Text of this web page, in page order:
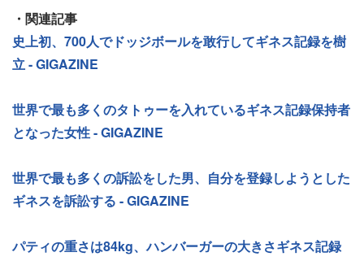
・関連記事
史上初、700人でドッジボールを敢行してギネス記録を樹
立 - GIGAZINE
世界で最も多くのタトゥーを入れているギネス記録保持者
となった女性 - GIGAZINE
世界で最も多くの訴訟をした男、自分を登録しようとした
ギネスを訴訟する - GIGAZINE
パティの重さは84kg、ハンバーガーの大きさギネス記録